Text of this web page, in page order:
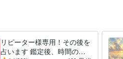
リピーター様専用！その後を
占います 鑑定後、時間の経